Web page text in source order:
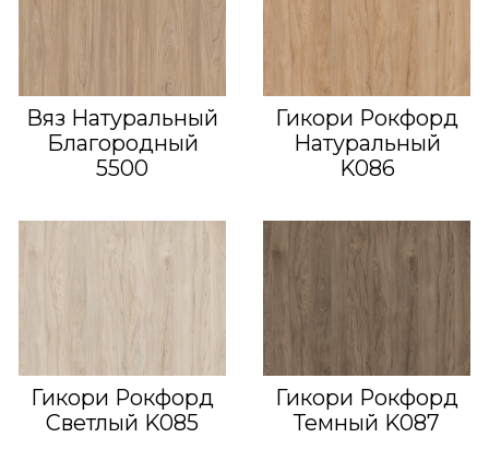
Вяз Натуральный
Благородный
5500
Гикори Рокфорд
Натуральный
K086
Гикори Рокфорд
Светлый K085
Гикори Рокфорд
Темный K087